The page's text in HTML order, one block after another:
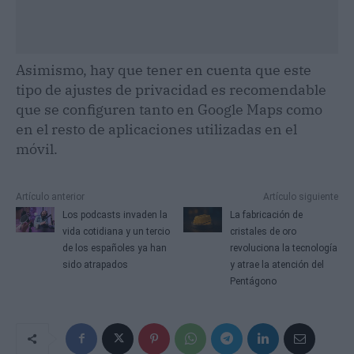
Asimismo, hay que tener en cuenta que este
tipo de ajustes de privacidad es recomendable
que se configuren tanto en Google Maps como
en el resto de aplicaciones utilizadas en el
móvil.
Artículo anterior
Los podcasts invaden la
vida cotidiana y un tercio
de los españoles ya han
sido atrapados
Artículo siguiente
La fabricación de
cristales de oro
revoluciona la tecnología
y atrae la atención del
Pentágono